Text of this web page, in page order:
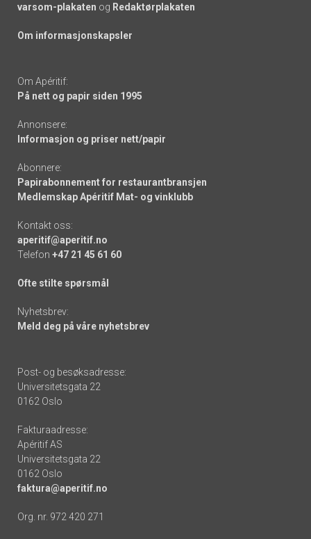
varsom-plakaten og Redaktørplakaten
Om informasjonskapsler
Om Apéritif:
På nett og papir siden 1995
Annonsere:
Informasjon og priser nett/papir
Abonnere:
Papirabonnement for restaurantbransjen
Medlemskap Apéritif Mat- og vinklubb
Kontakt oss:
aperitif@aperitif.no
Telefon +47 21 45 61 60
Ofte stilte spørsmål
Nyhetsbrev:
Meld deg på våre nyhetsbrev
Post- og besøksadresse:
Universitetsgata 22
0162 Oslo
Fakturaadresse:
Apéritif AS
Universitetsgata 22
0162 Oslo
faktura@aperitif.no
Org. nr. 972 420 271